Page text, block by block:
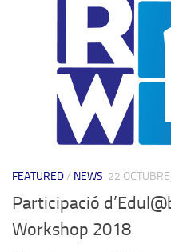
FEATURED/ NEWS 22
Participació
Workshop 2018